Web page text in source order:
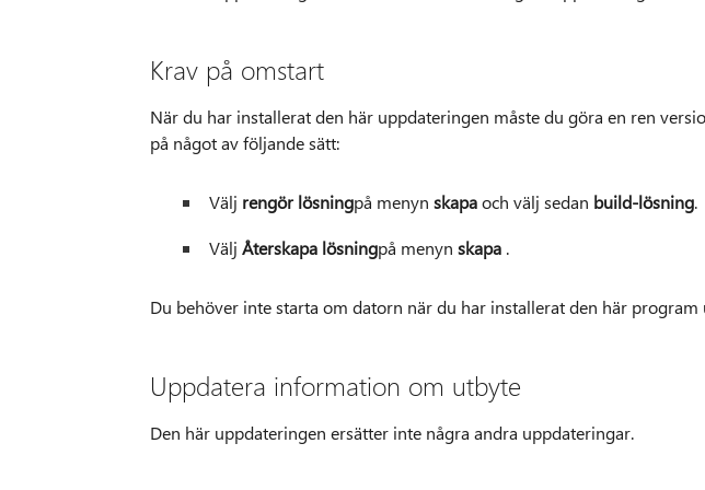
Krav på omstart
När du har installerat den här uppdateringen måste du göra en ren
på något av följande sätt:
Välj rengör lösningpå menyn skapaoch välj sedan build-lösning.
Välj Återskapa lösningpå menyn skapa.
Du behöver inte starta om datorn när du har installerat den här program
Uppdatera information om utbyte
Den här uppdateringen ersätter inte några andra uppdateringar.